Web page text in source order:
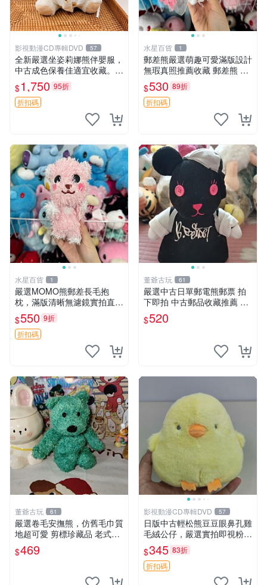
影視動漫CD專輯DVD 57
全新嚴選坐姿莉娜熊伴嬰服，
中古成色保養佳適宜收藏。無
盒子但品質完好，快速出貨。
建議入手！ 中古 玩偶 滬漫
$1,750 95折
折扣碼
水星百貨 1
郵差熊嚴選萌趣可愛滿版設計
無瑕真照推薦收藏 郵差熊 熊
抱枕 紅薯啵啵間
$530 89折
折扣碼
水星百貨 1
嚴選MOMO熊郵差長毛抱
枕，滿版清晰無濾鏡實拍直
銷。每周新品到貨，不容錯
過！ 郵差熊 長毛 抱枕
$550 9折
折扣碼
董爺古玩 61
嚴選中古日單郵電熊郵票 拍
下即拍 中古郵品收藏推薦 郵
票 郵電熊 日本
$520
董爺古玩 61
嚴選卷毛安撫熊，仿舊毛巾質
地超可愛 剪標珍藏品 老式毛
巾質地 安撫熊 款式
$469
影視動漫CD專輯DVD 57
日版中古輕松熊豆豆眼鼻孔雞
毛絨公仔，嚴選實拍即視粉絲
必買 公仔紙箱氣泡膜精心包
裝快速發貨 輕松熊 公仔 雞毛
絨
$345 83折
折扣碼